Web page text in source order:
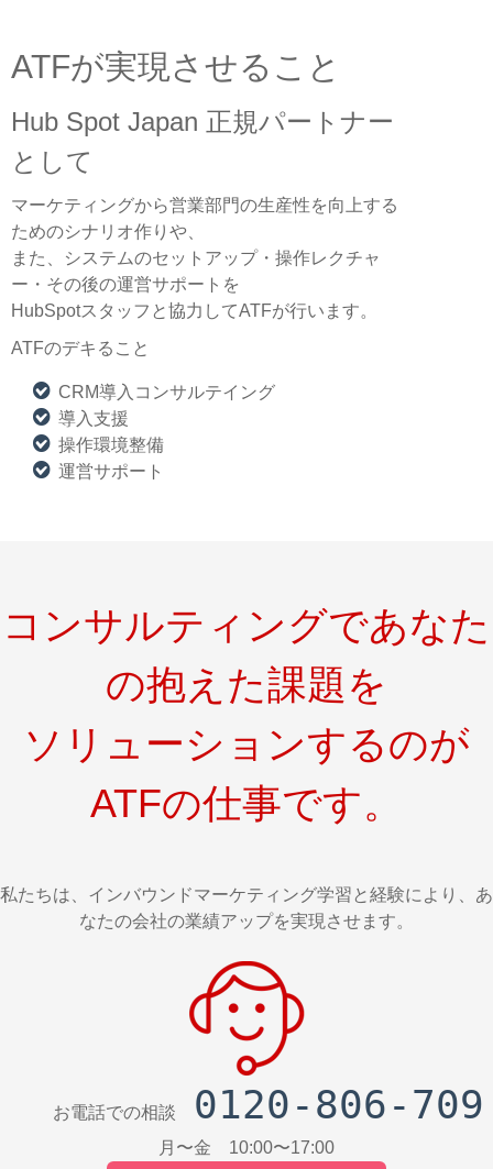
ATFが実現させること
Hub Spot Japan 正規パートナー
として
マーケティングから営業部門の生産性を向上する
ためのシナリオ作りや、
また、システムのセットアップ・操作レクチャ
ー・その後の運営サポートを
HubSpotスタッフと協力してATFが行います。
ATFのデキること
CRM導入コンサルテイング
導入支援
操作環境整備
運営サポート
コンサルティングであなた
の抱えた課題を
ソリューションするのが
ATFの仕事です。
私たちは、インバウンドマーケティング学習と経験により、あ
なたの会社の業績アップを実現させます。
お電話での相談 0120-806-709
月〜金 10:00〜17:00